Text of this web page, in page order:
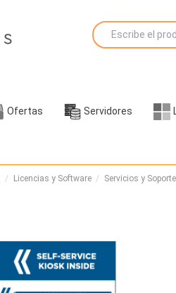
Ofertas Servidores
Licencias y Software Servicios y Soporte